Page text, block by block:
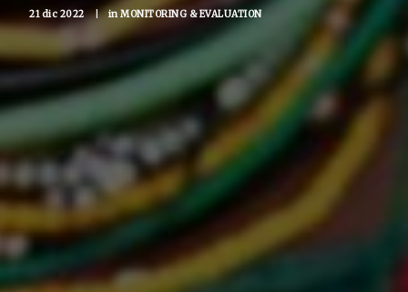
21 dic 2022 | in MONITORING & EVALUATION